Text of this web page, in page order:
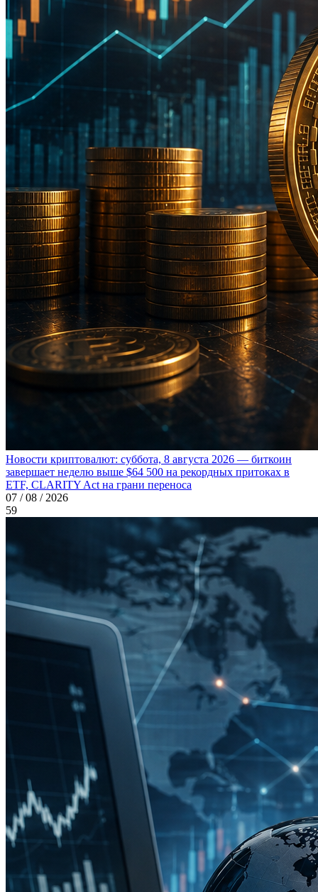
Новости криптовалют: суббота, 8 августа 2026 — биткоин
завершает неделю выше $64 500 на рекордных притоках в
ETF, CLARITY Act на грани переноса
07 / 08 / 2026
59